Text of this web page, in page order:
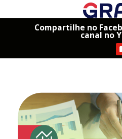
Compartilhe no
canal no